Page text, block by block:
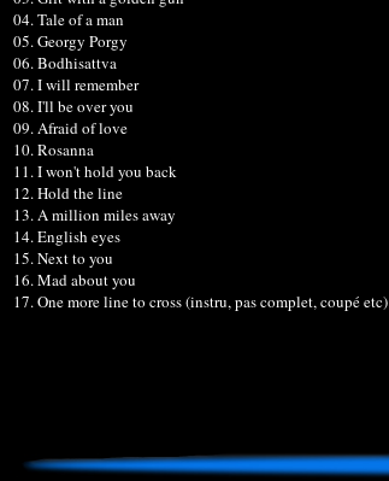
04. Tale of a man
05. Georgy Porgy
06. Bodhisattva
07. I will remember
08. I'll be over you
09. Afraid of love
10. Rosanna
11. I won't hold you back
12. Hold the line
13. A million miles away
14. English eyes
15. Next to you
16. Mad about you
17. One more line to cross (instru, pas complet, coupé etc)